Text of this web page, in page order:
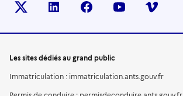
X (anciennement TWITTER)
LINKEDINFACEBOOKYOUTUBEVIMEO
Les sites dédiés au grand public
Immatriculation : immatriculation.ants.gouv.fr